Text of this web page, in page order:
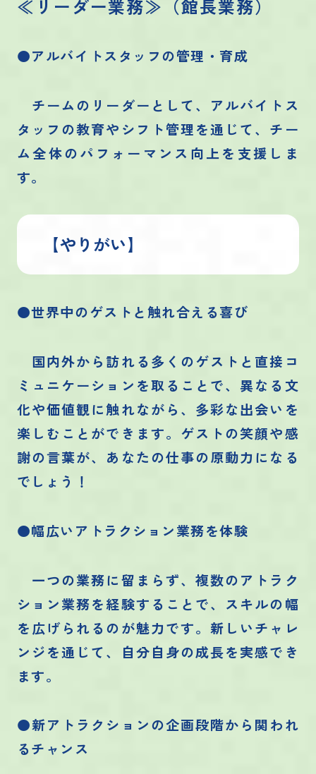
≪リーダー業務≫（館長業務）
●アルバイトスタッフの管理・育成
チームのリーダーとして、アルバイトス
タッフの教育やシフト管理を通じて、チー
ム全体のパフォーマンス向上を支援しま
す。
【やりがい】
●世界中のゲストと触れ合える喜び
国内外から訪れる多くのゲストと直接コ
ミュニケーションを取ることで、異なる文
化や価値観に触れながら、多彩な出会いを
楽しむことができます。ゲストの笑顔や感
謝の言葉が、あなたの仕事の原動力になる
でしょう！
●幅広いアトラクション業務を体験
一つの業務に留まらず、複数のアトラク
ション業務を経験することで、スキルの幅
を広げられるのが魅力です。新しいチャレ
ンジを通じて、自分自身の成長を実感でき
ます。
●新アトラクションの企画段階から関われ
るチャンス